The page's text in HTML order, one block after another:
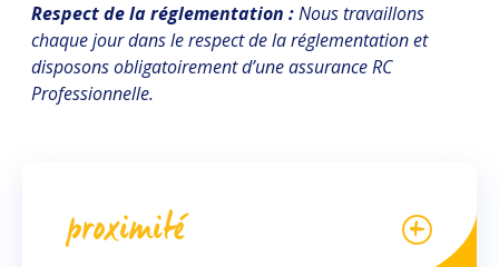
Respect de la réglementation :Nous travaillons
chaque jour dans le respect de la réglementation et
disposons obligatoirement d’une assurance RC
Professionnelle.
proximité